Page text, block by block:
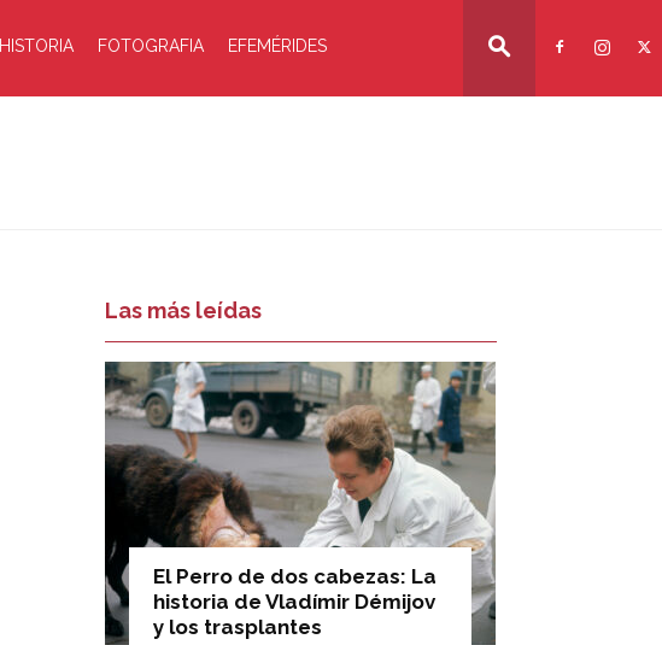
HISTORIA FOTOGRAFIA EFEMÉRIDES
Las más leídas
El Perro de dos cabezas: La
historia de Vladímir Démijov
y los trasplantes